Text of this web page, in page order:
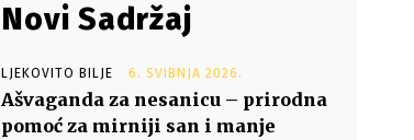
Novi Sadržaj
LJEKOVITO BILJE 6. SVIBNJA 2026.
Ašvaganda za nesanicu – prirodna
pomoć za mirniji san i manje